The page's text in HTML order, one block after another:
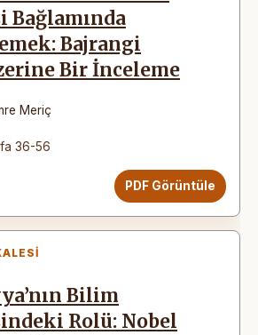
Bağlamında
Bajrangi
Bir İnceleme
Meriç
36-56
PDF Görüntüle
Bilim
Rolü: Nobel